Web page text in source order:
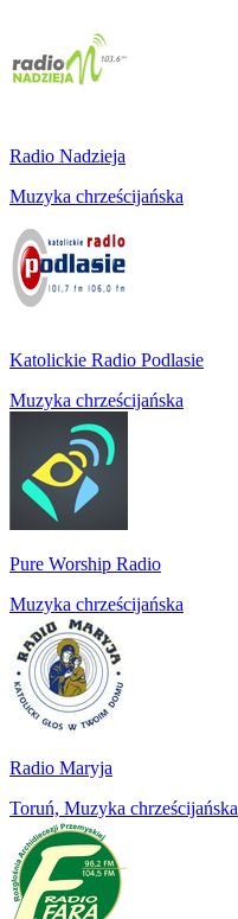
Radio Nadzieja
Muzyka chrześcijańska
Katolickie Radio Podlasie
Muzyka chrześcijańska
Pure Worship Radio
Muzyka chrześcijańska
Radio Maryja
Toruń, Muzyka chrześcijańska